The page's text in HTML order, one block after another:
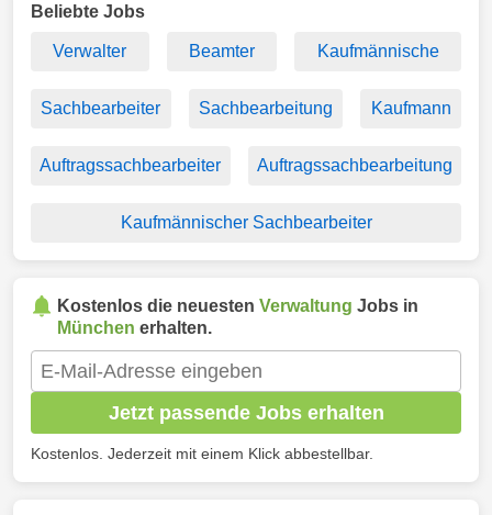
Beliebte Jobs
Verwalter Beamter Kaufmännische
Sachbearbeiter Sachbearbeitung Kaufmann
Auftragssachbearbeiter Auftragssachbearbeitung
Kaufmännischer Sachbearbeiter
Kostenlos die neuesten Verwaltung Jobs in
München erhalten.
Jetzt passende Jobs erhalten
Kostenlos. Jederzeit mit einem Klick abbestellbar.